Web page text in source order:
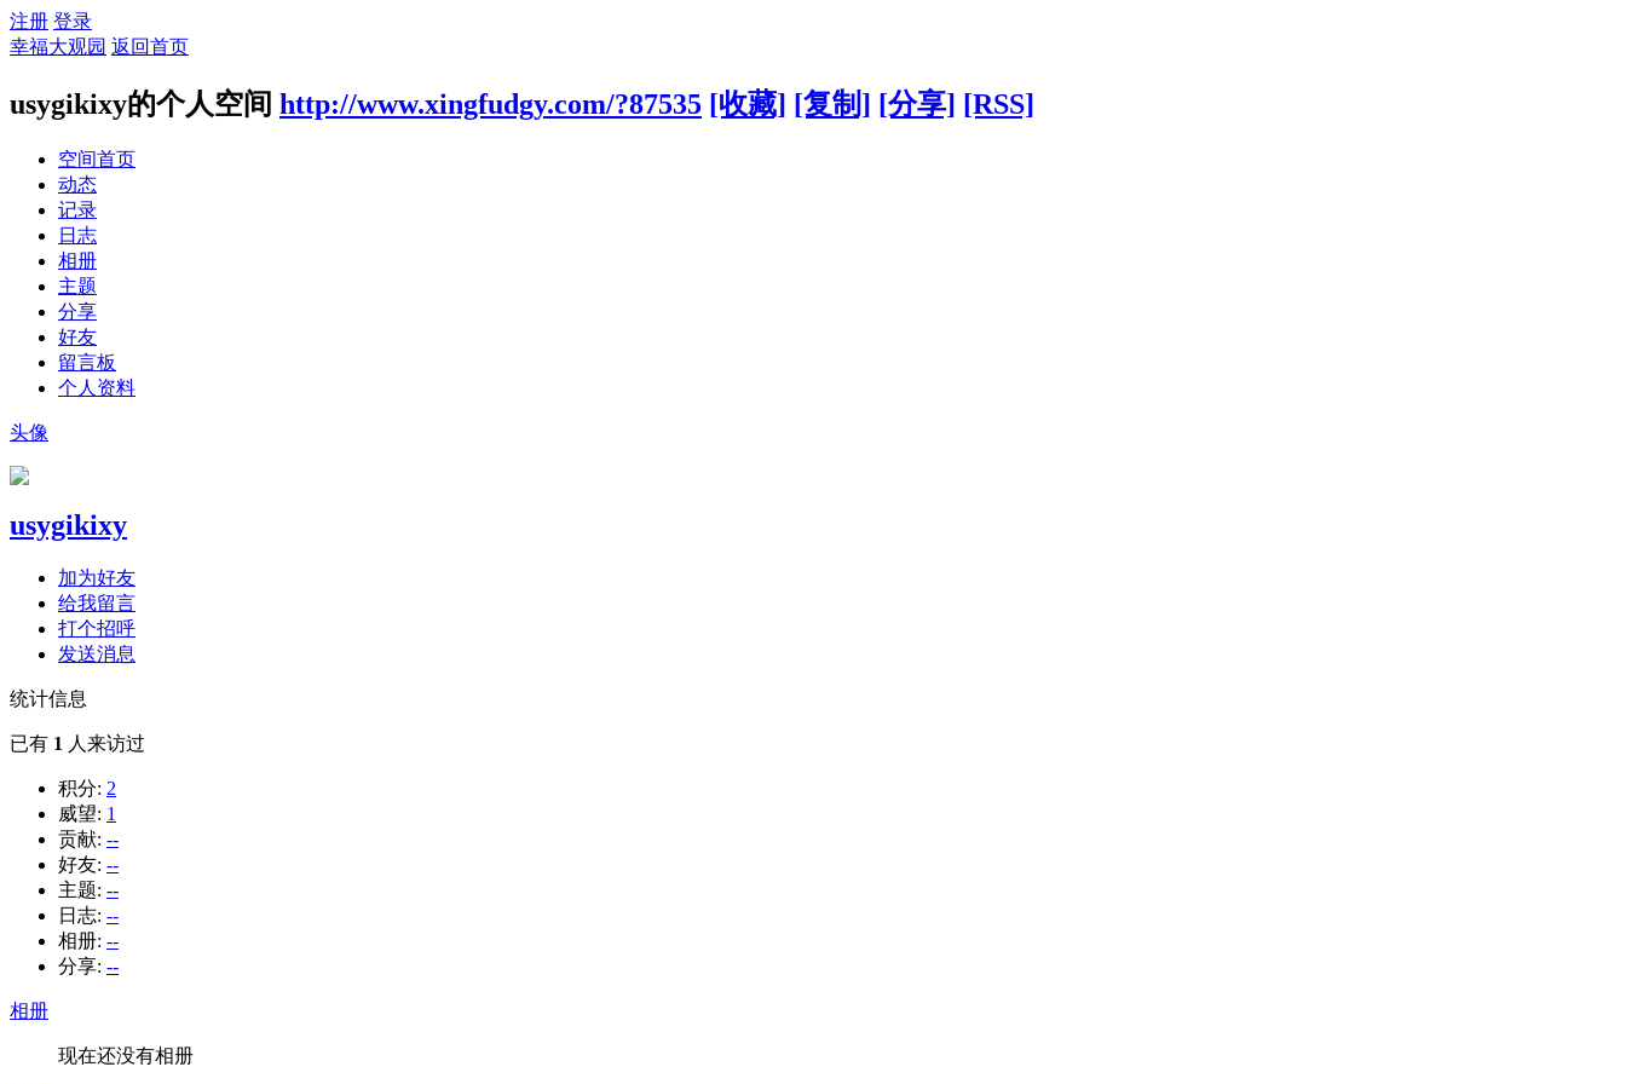
注册 登录
幸福大观园 返回首页
usygikixy的个人空间 http://www.xingfudgy.com/?87535 [收藏] [复制] [分享] [RSS]
空间首页
动态
记录
日志
相册
主题
分享
好友
留言板
个人资料
头像
usygikixy
加为好友
给我留言
打个招呼
发送消息
统计信息
已有 1 人来访过
积分: 2
威望: 1
贡献: --
好友: --
主题: --
日志: --
相册: --
分享: --
相册
现在还没有相册